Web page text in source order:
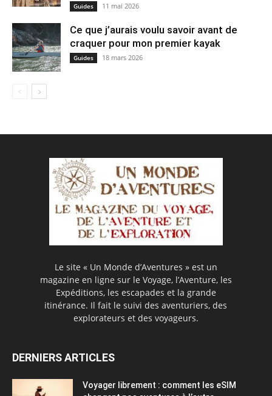
Guides 11 mai 2026
Ce que j’aurais voulu savoir avant de
craquer pour mon premier kayak
Guides 18 mars 2026
Le site « Un Monde d’Aventures » est un
magazine en ligne sur le Voyage, l’Aventure, les
Expéditions, les escapades et la grande
itinérance. Il fait le suivi des aventuriers, des
explorateurs et des voyageurs.
DERNIERS ARTICLES
Voyager librement : comment les eSIM